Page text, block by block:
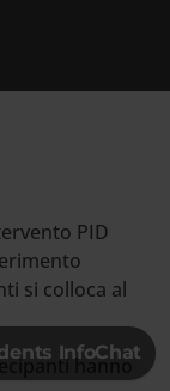
PID
si colloca al
hanno
InfoChat